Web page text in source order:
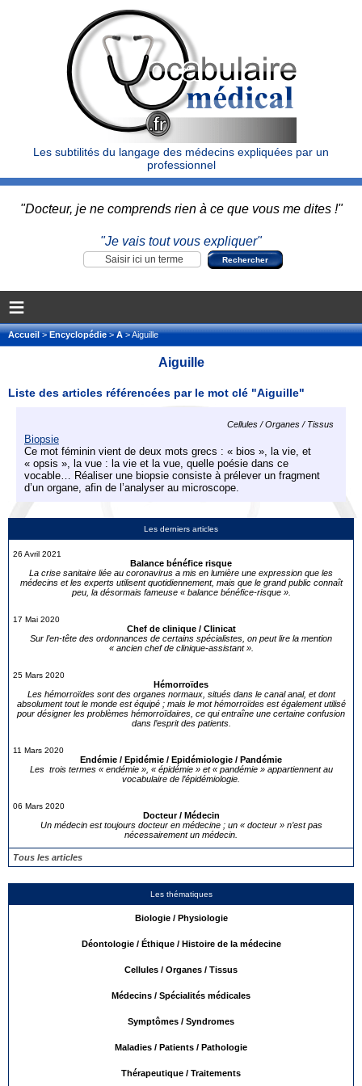
Les subtilités du langage des médecins expliquées par un
professionnel
"Docteur, je ne comprends rien à ce que vous me dites !"
"Je vais tout vous expliquer"
≡
Accueil>Encyclopédie>A> Aiguille
Les derniers articles
26 Avril 2021
Balance bénéfice risque
La crise sanitaire liée au coronavirus a mis en lumière une expression que les
médecins et les experts utilisent quotidiennement, mais que le grand public connaît
peu, la désormais fameuse « balance bénéfice-risque ».
17 Mai 2020
Chef de clinique / Clinicat
Sur l’en-tête des ordonnances de certains spécialistes, on peut lire la mention
« ancien chef de clinique-assistant ».
25 Mars 2020
Hémorroïdes
Les hémorroïdes sont des organes normaux, situés dans le canal anal, et dont
absolument tout le monde est équipé ; mais le mot hémorroïdes est également utilisé
pour désigner les problèmes hémorroïdaires, ce qui entraîne une certaine confusion
dans l’esprit des patients.
11 Mars 2020
Endémie / Epidémie / Epidémiologie / Pandémie
Les trois termes « endémie », « épidémie » et « pandémie » appartiennent au
vocabulaire de l’épidémiologie.
06 Mars 2020
Docteur / Médecin
Un médecin est toujours docteur en médecine ; un « docteur » n’est pas
nécessairement un médecin.
Tous les articles
Les thématiques
Biologie / Physiologie
Déontologie / Éthique / Histoire de la médecine
Cellules / Organes / Tissus
Médecins / Spécialités médicales
Symptômes / Syndromes
Maladies / Patients / Pathologie
Thérapeutique / Traitements
Aiguille
Liste des articles référencées par le mot clé "Aiguille"
Cellules / Organes / Tissus
Biopsie
Ce mot féminin vient de deux mots grecs : « bios », la vie, et
« opsis », la vue : la vie et la vue, quelle poésie dans ce
vocable… Réaliser une biopsie consiste à prélever un fragment
d’un organe, afin de l’analyser au microscope.